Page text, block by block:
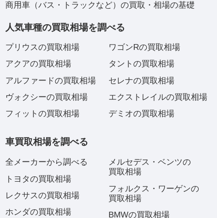
商用車（バス・トラックなど）の買取・相場の基礎
人気車種の買取相場を調べる
プリウスの買取相場
アクアの買取相場
アルファードの買取相場
ヴォクシーの買取相場
フィットの買取相場
ワゴンRの買取相場
タントの買取相場
セレナの買取相場
エクストレイルの買取相場
デミオの買取相場
車買取相場を調べる
全メーカーから調べる
トヨタの買取相場
レクサスの買取相場
ホンダの買取相場
メルセデス・ベンツの
買取相場
フォルクス・ワーゲンの
買取相場
BMWの買取相場